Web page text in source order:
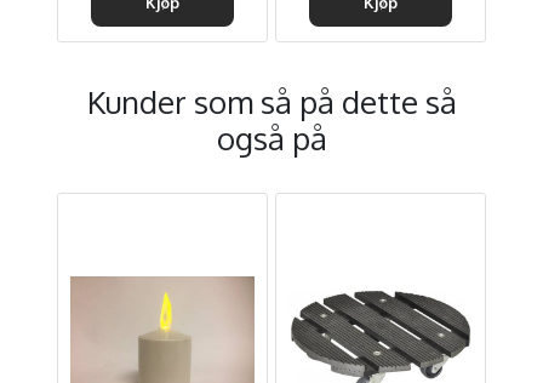
Kunder som så på dette så
også på